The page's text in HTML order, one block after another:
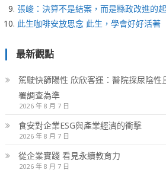
張峻：決算不是結案，而是縣政改進的
此生咖啡安放思念 此生，學會好好活著
最新觀點
駕駛快篩陽性 欣欣客運：醫院採尿陰性
署調查為準
2026 年 8 月 7 日
食安對企業ESG與產業經濟的衝擊
2026 年 8 月 7 日
從企業實踐 看見永續教育力
2026 年 8 月 7 日